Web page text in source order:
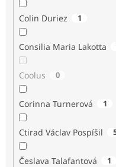
Colin Duriez 1
Consilia Maria Lakotta
Coolus 0
Corinna Turnerová 1
Ctirad Václav Pospíšil
Česlava Talafantová 1